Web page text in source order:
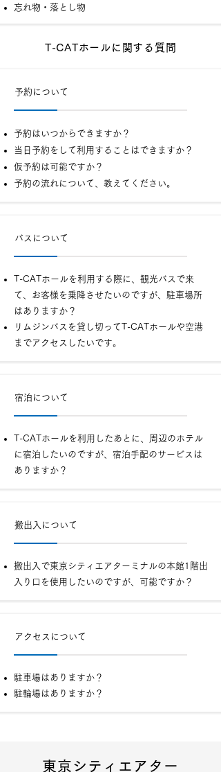
忘れ物・落とし物
T-CATホールに関する質問
予約について
予約はいつからできますか？
当日予約をして利用することはできますか？
仮予約は可能ですか？
予約の流れについて、教えてください。
バスについて
T-CATホールを利用する際に、観光バスで来
て、お客様を乗降させたいのですが、駐車場所
はありますか？
リムジンバスを貸し切ってT-CATホールや空港
までアクセスしたいです。
宿泊について
T-CATホールを利用したあとに、周辺のホテル
に 宿泊したいのですが、宿泊手配のサービスは
ありますか？
搬出入について
搬出入で東京シティエアターミナルの本館1階出
入 り口を使用したいのですが、可能ですか？
アクセスについて
駐車場はありますか？
駐輪場は ありますか？
東京シティエアター